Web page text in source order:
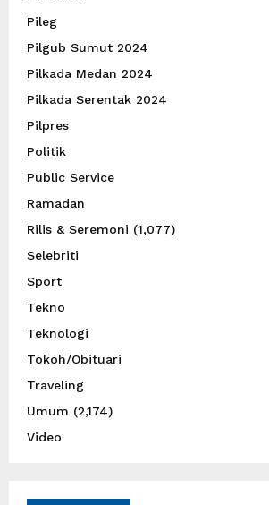
Pileg
Pilgub Sumut 2024
Pilkada Medan 2024
Pilkada Serentak 2024
Pilpres
Politik
Public Service
Ramadan
Rilis & Seremoni (1,077)
Selebriti
Sport
Tekno
Teknologi
Tokoh/Obituari
Traveling
Umum (2,174)
Video